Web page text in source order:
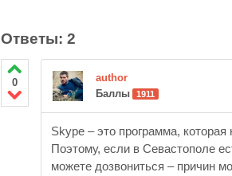
Ответы: 2
0
author
Баллы
1911
Skype – это программа,
Поэтому, если в Севастополе
можете дозвониться – причин